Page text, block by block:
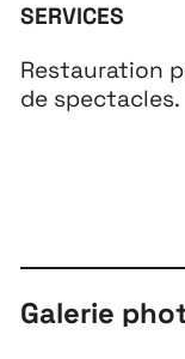
SERVICES
Restauration
de spectacles.
Galerie